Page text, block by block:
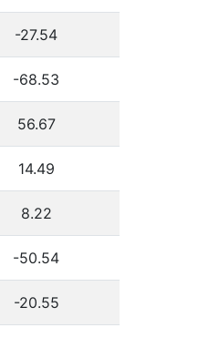
-27.54
-68.53
56.67
14.49
8.22
-50.54
-20.55